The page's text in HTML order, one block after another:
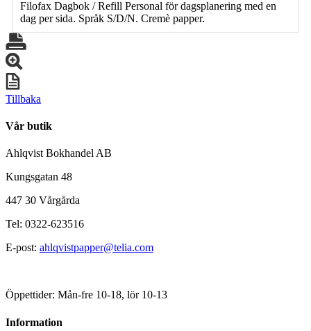
Filofax Dagbok / Refill Personal för dagsplanering med en
dag per sida. Språk S/D/N. Cremè papper.
Tillbaka
Vår butik
Ahlqvist Bokhandel AB
Kungsgatan 48
447 30 Vårgårda
Tel: 0322-623516
E-post: ahlqvistpapper@telia.com
Öppettider: Mån-fre 10-18, lör 10-13
Information